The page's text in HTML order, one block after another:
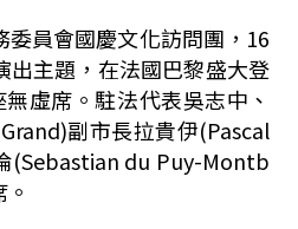
委員會國慶文化訪問團，16
出主題，在法國巴黎盛大登
虛席。駐法代表吳志中、
副市長拉貴伊(Pascal
(Sebastian du Puy-Montb